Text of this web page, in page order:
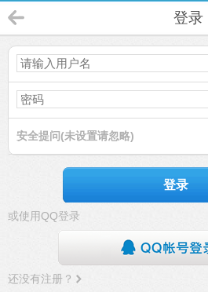
登录
安全提问(未设置请忽略)
登录
或使用QQ登录
还没有注册？